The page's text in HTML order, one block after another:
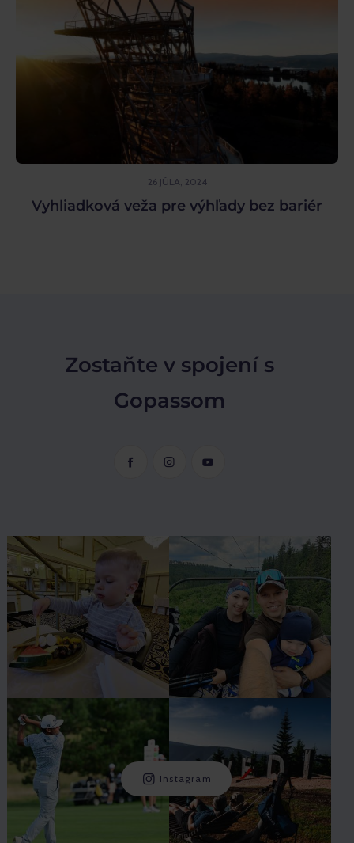
26 JÚLA, 2024
Vyhliadková veža pre výhľady bez bariér
Zostaňte v spojení s
Gopassom
Instagram